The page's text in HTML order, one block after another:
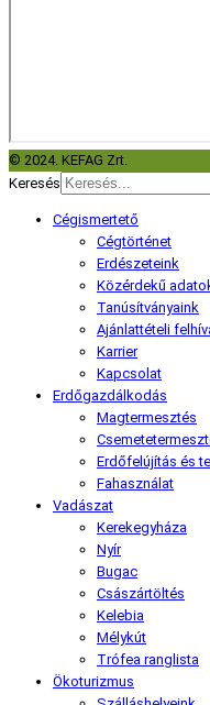
© 2024. KEFAG Zrt.
Keresés
Cégismertető
Cégtörténet
Erdészeteink
Közérdekű
Tanúsítványaink
Ajánlattételi
Karrier
Kapcsolat
Erdőgazdálkodás
Magtermesztés
Erdőfelújítás és
Fahasználat
Vadászat
Kerekegyháza
Nyír
Bugac
Császártöltés
Kelebia
Mélykút
Trófea ranglista
Ökoturizmus